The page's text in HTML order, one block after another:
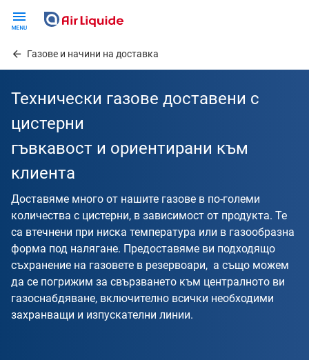
contentГазове и начини на доставка
Технически газове доставени с
цистерни
гъвкавост и ориентирани към
клиента
Доставяме много от нашите газове в по-големи
количества с цистерни, в зависимост от продукта. Те
са втечнени при ниска температура или в газообразна
форма под налягане. Предоставяме ви подходящо
съхранение на газовете в резервоари, а също можем
да се погрижим за свързването към централното ви
газоснабдяване, включително всички необходими
захранващи и изпускателни линии.